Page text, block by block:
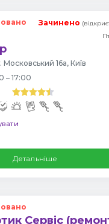
Зачинено
Московський 16а, Київ
– 17:00
Детальніше
Сервіс